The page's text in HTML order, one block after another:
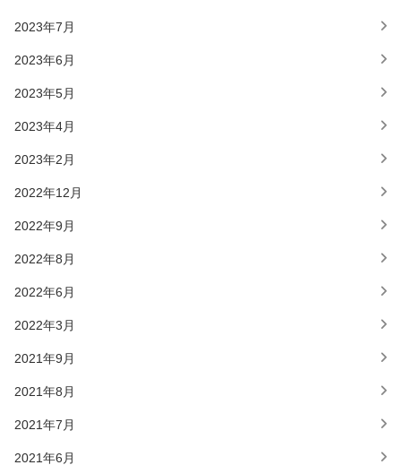
2023年7月
2023年6月
2023年5月
2023年4月
2023年2月
2022年12月
2022年9月
2022年8月
2022年6月
2022年3月
2021年9月
2021年8月
2021年7月
2021年6月